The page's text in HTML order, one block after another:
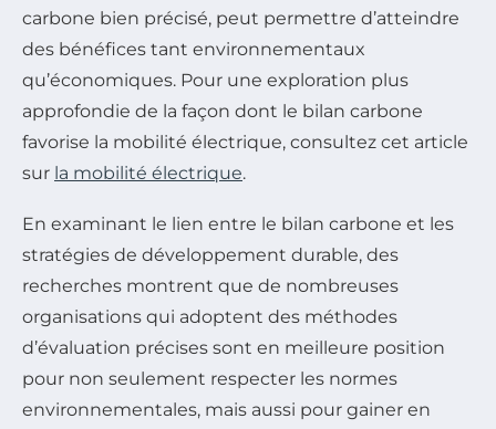
carbone bien précisé, peut permettre d’atteindre
des bénéfices tant environnementaux
qu’économiques. Pour une exploration plus
approfondie de la façon dont le bilan carbone
favorise la mobilité électrique, consultez cet article
sur la mobilité électrique.
En examinant le lien entre le bilan carbone et les
stratégies de développement durable, des
recherches montrent que de nombreuses
organisations qui adoptent des méthodes
d’évaluation précises sont en meilleure position
pour non seulement respecter les normes
environnementales, mais aussi pour gainer en